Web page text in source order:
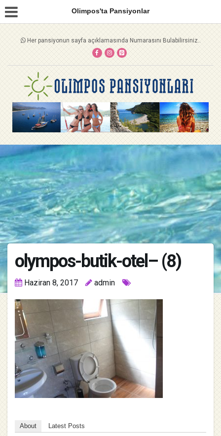
Olimpos'ta Pansiyonlar
Her pansiyonun sayfa açıklamasında Numarasını Bulabilirsiniz..
olympos-butik-otel– (8)
Haziran 8, 2017 admin
About Latest Posts